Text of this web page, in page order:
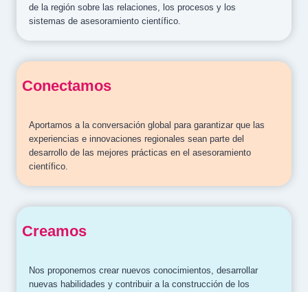
de la región sobre las relaciones, los procesos y los
sistemas de asesoramiento científico.
Conectamos
Aportamos a la conversación global para garantizar que las
experiencias e innovaciones regionales sean parte del
desarrollo de las mejores prácticas en el asesoramiento
científico.
Creamos
Nos proponemos crear nuevos conocimientos, desarrollar
nuevas habilidades y contribuir a la construcción de los